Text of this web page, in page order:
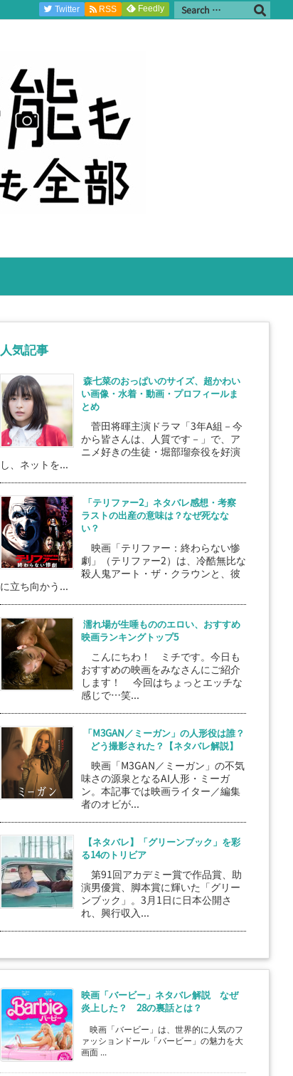
Twitter RSS Feedly
人気記事
森七菜のおっぱいのサイズ、超かわい
い画像・水着・動画・プロフィールま
とめ
菅田将暉主演ドラマ「3年A組－今
から皆さんは、人質です－」で、ア
ニメ好きの生徒・堀部瑠奈役を好演
し、ネットを...
「テリファー2」ネタバレ感想・考察
ラストの出産の意味は？なぜ死なな
い？
映画「テリファー：終わらない惨
劇」（テリファー2）は、冷酷無比な
殺人鬼アート・ザ・クラウンと、彼
に立ち向かう...
濡れ場が生唾もののエロい、おすすめ
映画ランキングトップ5
こんにちわ！ ミチです。今日も
おすすめの映画をみなさんにご紹介
します！ 今回はちょっとエッチな
感じで…笑...
「M3GAN／ミーガン」の人形役は誰？
どう撮影された？【ネタバレ解説】
映画「M3GAN／ミーガン」の不気
味さの源泉となるAI人形・ミーガ
ン。本記事では映画ライター／編集
者のオビが...
【ネタバレ】「グリーンブック」を彩
る14のトリビア
第91回アカデミー賞で作品賞、助
演男優賞、脚本賞に輝いた「グリー
ンブック」。3月1日に日本公開さ
れ、興行収入...
映画「バービー」ネタバレ解説 なぜ
炎上した？ 28の裏話とは？
映画「バービー」は、世界的に人気のフ
ァッションドール「バービー」の魅力を大
画面 ...